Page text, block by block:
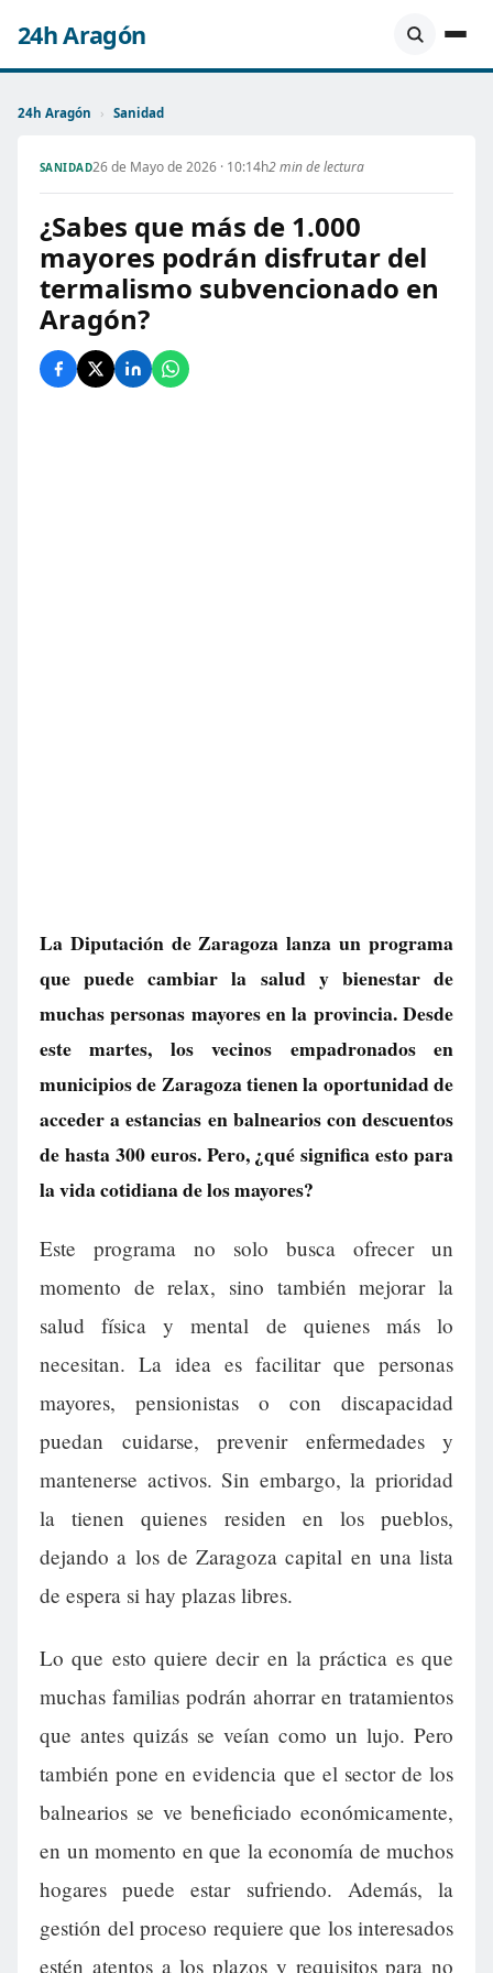
24h Aragón
24h Aragón › Sanidad
SANIDAD26 de Mayo de 2026 · 10:14h2 min de lectura
¿Sabes que más de 1.000
mayores podrán disfrutar del
termalismo subvencionado en
Aragón?
La Diputación de Zaragoza lanza un programa
que puede cambiar la salud y bienestar de
muchas personas mayores en la provincia. Desde
este martes, los vecinos empadronados en
municipios de Zaragoza tienen la oportunidad de
acceder a estancias en balnearios con descuentos
de hasta 300 euros. Pero, ¿qué significa esto para
la vida cotidiana de los mayores?
Este programa no solo busca ofrecer un
momento de relax, sino también mejorar la
salud física y mental de quienes más lo
necesitan. La idea es facilitar que personas
mayores, pensionistas o con discapacidad
puedan cuidarse, prevenir enfermedades y
mantenerse activos. Sin embargo, la prioridad
la tienen quienes residen en los pueblos,
dejando a los de Zaragoza capital en una lista
de espera si hay plazas libres.
Lo que esto quiere decir en la práctica es que
muchas familias podrán ahorrar en tratamientos
que antes quizás se veían como un lujo. Pero
también pone en evidencia que el sector de los
balnearios se ve beneficiado económicamente,
en un momento en que la economía de muchos
hogares puede estar sufriendo. Además, la
gestión del proceso requiere que los interesados
estén atentos a los plazos y requisitos para no